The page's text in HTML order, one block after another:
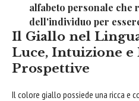
alfabeto personale che
dell'individuo per
Il Giallo nel
Luce, Intuizione e
Prospettive
Il colore giallo possiede una ricca e